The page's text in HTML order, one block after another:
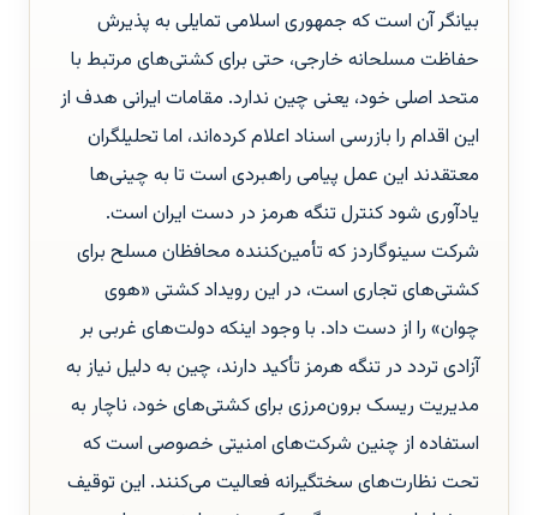
بیانگر آن است که جمهوری اسلامی تمایلی به پذیرش
حفاظت مسلحانه خارجی، حتی برای کشتی‌های مرتبط با
متحد اصلی خود، یعنی چین ندارد. مقامات ایرانی هدف از
این اقدام را بازرسی اسناد اعلام کرده‌اند، اما تحلیلگران
معتقدند این عمل پیامی راهبردی است تا به چینی‌ها
یادآوری شود کنترل تنگه هرمز در دست ایران است.
شرکت سینوگاردز که تأمین‌کننده محافظان مسلح برای
کشتی‌های تجاری است، در این رویداد کشتی «هوی
چوان» را از دست داد. با وجود اینکه دولت‌های غربی بر
آزادی تردد در تنگه هرمز تأکید دارند، چین به دلیل نیاز به
مدیریت ریسک برون‌مرزی برای کشتی‌های خود، ناچار به
استفاده از چنین شرکت‌های امنیتی خصوصی است که
تحت نظارت‌های سختگیرانه فعالیت می‌کنند. این توقیف